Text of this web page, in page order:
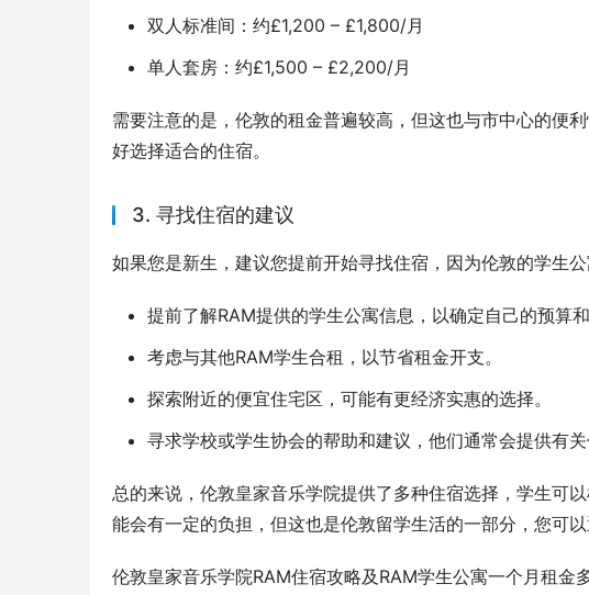
双人标准间：约£1,200 – £1,800/月
单人套房：约£1,500 – £2,200/月
需要注意的是，伦敦的租金普遍较高，但这也与市中心的便
好选择适合的住宿。
3. 寻找住宿的建议
如果您是新生，建议您提前开始寻找住宿，因为伦敦的学生
提前了解RAM提供的学生公寓信息，以确定自己的预算和
考虑与其他RAM学生合租，以节省租金开支。
探索附近的便宜住宅区，可能有更经济实惠的选择。
寻求学校或学生协会的帮助和建议，他们通常会提供有关
总的来说，伦敦皇家音乐学院提供了多种住宿选择，学生可
能会有一定的负担，但这也是伦敦留学生活的一部分，您可
伦敦皇家音乐学院RAM住宿攻略及RAM学生公寓一个月租